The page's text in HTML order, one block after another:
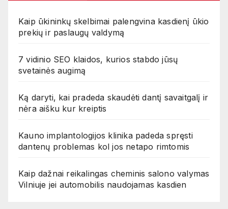
Kaip ūkininkų skelbimai palengvina kasdienį ūkio
prekių ir paslaugų valdymą
7 vidinio SEO klaidos, kurios stabdo jūsų
svetainės augimą
Ką daryti, kai pradeda skaudėti dantį savaitgalį ir
nėra aišku kur kreiptis
Kauno implantologijos klinika padeda spręsti
dantenų problemas kol jos netapo rimtomis
Kaip dažnai reikalingas cheminis salono valymas
Vilniuje jei automobilis naudojamas kasdien